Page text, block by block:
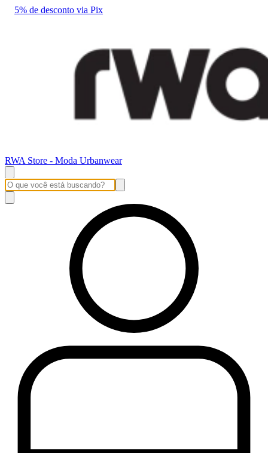
5% de desconto via Pix
RWA Store - Moda Urbanwear